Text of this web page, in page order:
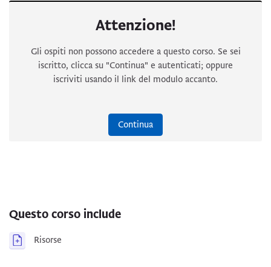
custode e interprete autentico della verità morale. La legge
nozione teologica. Coscienza, legge divina e Magistero:
autonomia ed eteronomia. Agire secondo la propria coscienza:
principi morali. Responsabilità personale nella formazione della
Attenzione!
Gli ospiti non possono accedere a questo corso. Se sei
iscritto, clicca su "Continua" e autenticati; oppure
iscriviti usando il link del modulo accanto.
Continua
Questo corso include
Risorse